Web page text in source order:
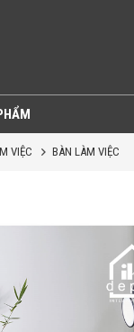
VIỆC BÀN LÀM VIỆC